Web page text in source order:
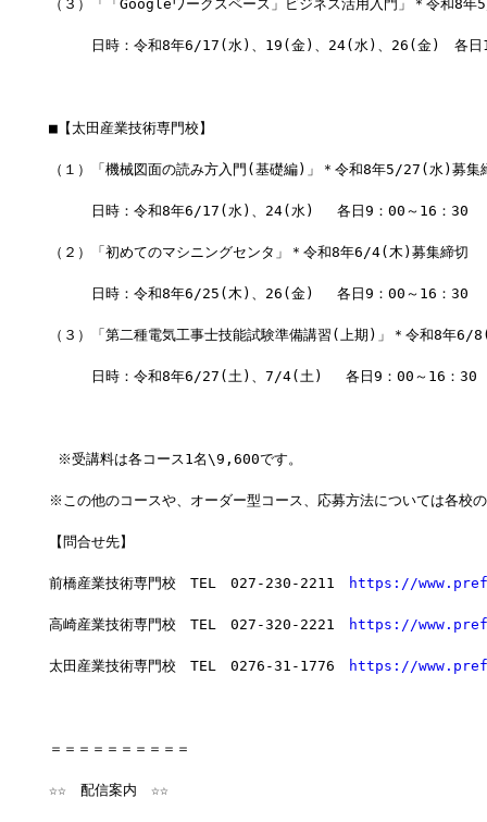
（３）「「Googleワークスペース」ビジネス活用入門」＊令和8
日時：令和8年6/17(水)、19(金)、24(水)、26(金)　各日
■【太田産業技術専門校】
（１）「機械図面の読み方入門(基礎編)」＊令和8年5/27(水)募集
日時：令和8年6/17(水)、24(水) 　各日9：00～16：30
（２）「初めてのマシニングセンタ」＊令和8年6/4(木)募集締切
日時：令和8年6/25(木)、26(金) 　各日9：00～16：30
（３）「第二種電気工事士技能試験準備講習(上期)」＊令和8年6/
日時：令和8年6/27(土)、7/4(土) 　各日9：00～16：30
※受講料は各コース1名\9,600です。
※この他のコースや、オーダー型コース、応募方法については各校
【問合せ先】
前橋産業技術専門校　TEL　027-230-2211 https://
高崎産業技術専門校　TEL　027-320-2221 https://
太田産業技術専門校　TEL　0276-31-1776 https://
＝＝＝＝＝＝＝＝＝＝
☆☆　配信案内　☆☆